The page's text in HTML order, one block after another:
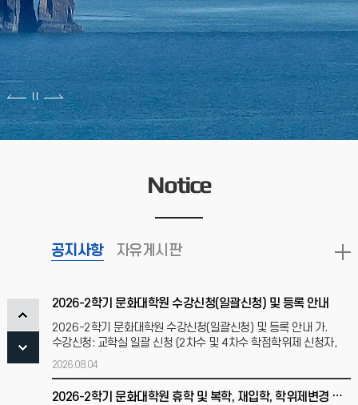
Notice
공지사항
2026-1학기 문화대학원 수강신청(일괄신청) 및 등록 안내
2026-1학기 문화대학원 수강신청(일괄신청) 및 등록 안내 가.
수강신청: 교학실 일괄 신청 (신입생 및 3차수) 개별 신청 필요 없음
나. 등록기간: 2026. 2. 19.(금
2026.02.11
2026년 2월 학위수여식 개최 안내
2026년 2월 학위수여식 개최 안내 ○ 일 시: 2026. 2. 20.(금)
신청기간: 2026. 1. 28.(수) ~ 2. 6.(금)2. 유의사항- 휴학기간은
계속하여 2개 학기를 초과할 수
2026-2학기 문화대학원 수강신청(일괄신청) 및 등록 안내
2026-2학기 문화대학원 수강신청(일괄신청) 및 등록 안내 가.
수강신청: 교학실 일괄 신청 (2차수 및 4차수 학점학위제 신청자,
수료생 중 학점학위제 변경자) 개별 신청 필요
2026.08.04
2026-2학기 문화대학원 휴학 및 복학, 재입학, 학위제변경 신청 안내
자유게시판